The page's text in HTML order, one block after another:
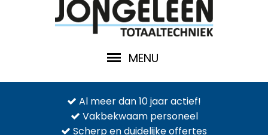
MENU
Al meer dan 10 jaar actief!
Vakbekwaam personeel
Scherp en duidelijke offertes